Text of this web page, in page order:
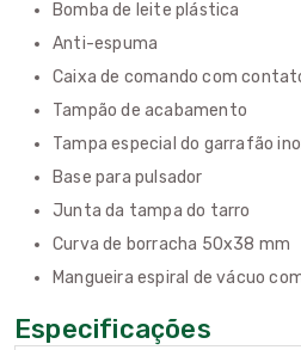
Bomba de leite plástica
Anti-espuma
Caixa de comando com
Tampão de acabamento
Tampa especial do garrafão
Base para pulsador
Junta da tampa do tarro
Curva de borracha 50x38 mm
Mangueira espiral de vácuo
Especificações